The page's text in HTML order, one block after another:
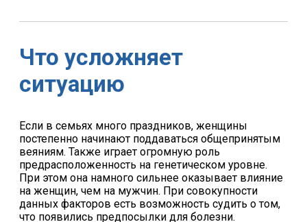
Что усложняет
ситуацию
Если в семьях много праздников, женщины
постепенно начинают поддаваться общепринятым
веяниям. Также играет огромную роль
предрасположенность на генетическом уровне.
При этом она намного сильнее оказывает влияние
на женщин, чем на мужчин. При совокупности
данных факторов есть возможность судить о том,
что появились предпосылки для болезни.